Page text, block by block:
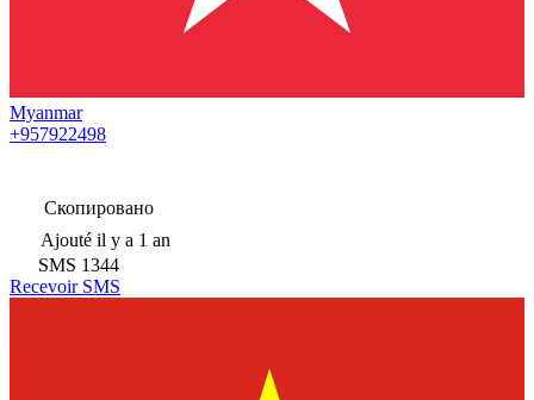
Myanmar
+957922498
Скопировано
Ajouté il y a 1 an
SMS 1344
Recevoir SMS